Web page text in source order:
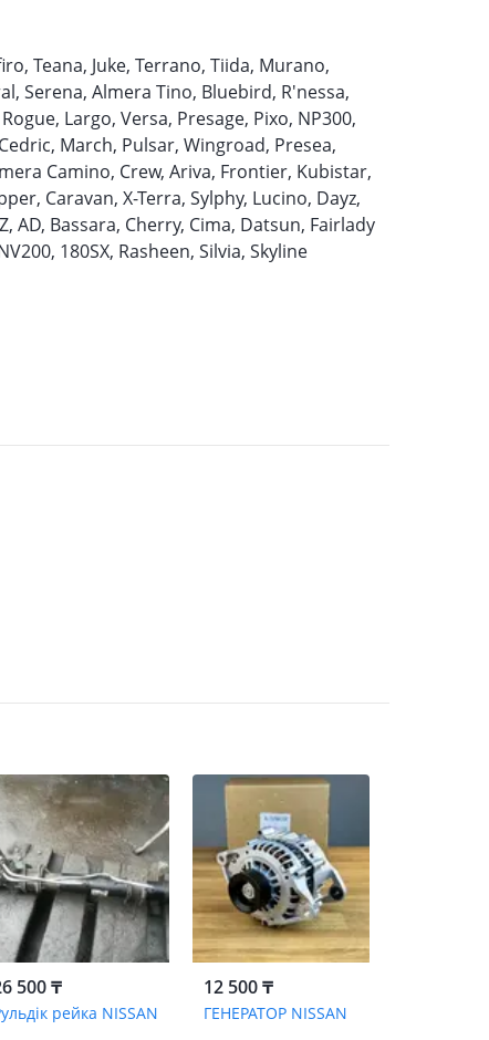
Teana, Juke, Terrano, Tiida, Murano,
Serena, Almera Tino, Bluebird, R'nessa,
Largo, Versa, Presage, Pixo, NP300,
March, Pulsar, Wingroad, Presea,
Camino, Crew, Ariva, Frontier, Kubistar,
Caravan, X-Terra, Sylphy, Lucino, Dayz,
AD, Bassara, Cherry, Cima, Datsun, Fairlady
180SX, Rasheen, Silvia, Skyline
500 ₸
рейка NISSAN
12 500 ₸
ГЕНЕРАТОР NISSAN